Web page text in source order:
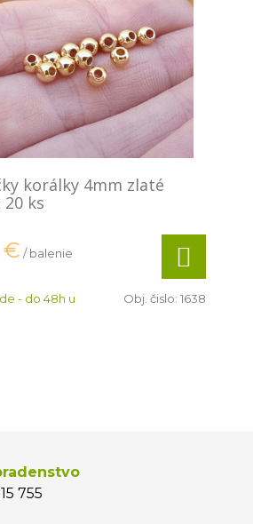
korálky 4mm zlaté
20 ks
€ / balenie
- do 48h u
Obj. čislo: 1638
755